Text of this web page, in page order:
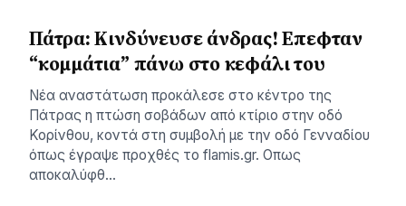
Πάτρα: Κινδύνευσε άνδρας! Επεφταν
“κομμάτια” πάνω στο κεφάλι του
Νέα αναστάτωση προκάλεσε στο κέντρο της
Πάτρας η πτώση σοβάδων από κτίριο στην οδό
Κορίνθου, κοντά στη συμβολή με την οδό Γενναδίου
όπως έγραψε προχθές το flamis.gr. Οπως
αποκαλύφθ…